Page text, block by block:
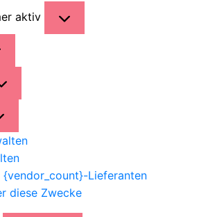
aktiv
Lieferanten
diese Zwecke